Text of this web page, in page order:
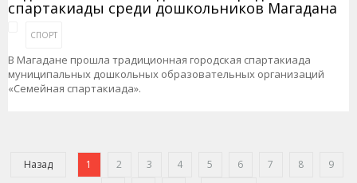
спартакиады среди дошкольников Магадана
СПОРТ
В Магадане прошла традиционная городская спартакиада
муниципальных дошкольных образовательных организаций
«Семейная спартакиада».
Назад 1 2 3 4 5 6 7 8
9